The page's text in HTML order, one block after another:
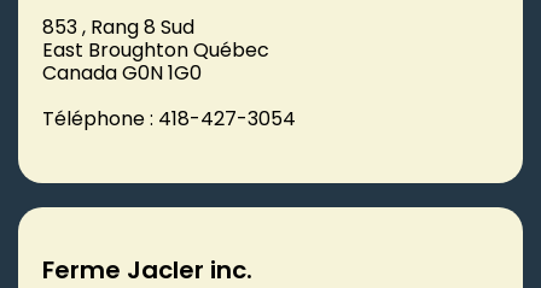
853 , Rang 8 Sud
East Broughton Québec
Canada G0N 1G0
Téléphone : 418-427-3054
Ferme Jacler inc.